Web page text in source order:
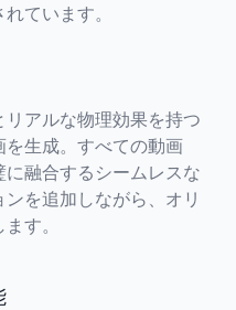
ています。
アルな物理効果を持つ
生成。すべての動画
融合するシームレスな
を追加しながら、オリ
す。